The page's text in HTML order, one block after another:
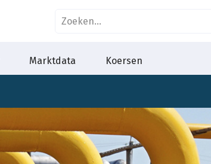
Marktdata Koersen